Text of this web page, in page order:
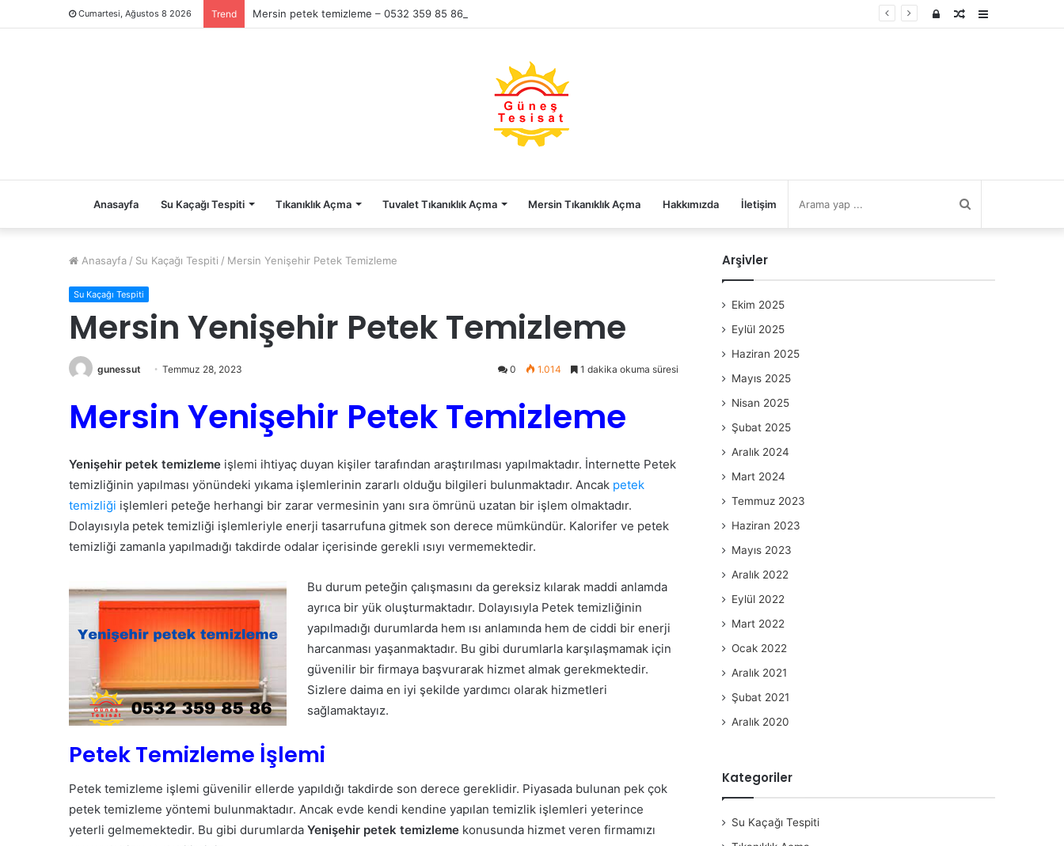
Cumartesi, Ağustos 8 2026 Trend Mersin petek temizleme – 0532 359 85 86 Rastgele
Kayıt
Anasayfa Su Kaçağı Tespiti Tıkanıklık Açma Tuvalet Tıkanıklık Açma Mersin Tıkanıklık Açma Hakkımızda İletişim
Anasayfa / Su Kaçağı Tespiti / Mersin Yenişehir Petek Temizleme
Su Kaçağı Tespiti
Mersin Yenişehir Petek Temizleme
gunessut Temmuz 28, 2023 0 1.014 1 dakika okuma süresi
Mersin Yenişehir Petek Temizleme
Yenişehir petek temizleme işlemi ihtiyaç duyan kişiler tarafından araştırılması yapılmaktadır. İnternette Petek
temizliğinin yapılması yönündeki yıkama işlemlerinin zararlı olduğu bilgileri bulunmaktadır. Ancak petek
temizliği işlemleri peteğe herhangi bir zarar vermesinin yanı sıra ömrünü uzatan bir işlem olmaktadır.
Dolayısıyla petek temizliği işlemleriyle enerji tasarrufuna gitmek son derece mümkündür. Kalorifer ve petek
temizliği zamanla yapılmadığı takdirde odalar içerisinde gerekli ısıyı vermemektedir.
Bu durum peteğin çalışmasını da gereksiz kılarak maddi anlamda
ayrıca bir yük oluşturmaktadır. Dolayısıyla Petek temizliğinin
yapılmadığı durumlarda hem ısı anlamında hem de ciddi bir enerji
harcanması yaşanmaktadır. Bu gibi durumlarla karşılaşmamak için
güvenilir bir firmaya başvurarak hizmet almak gerekmektedir.
Sizlere daima en iyi şekilde yardımcı olarak hizmetleri
sağlamaktayız.
Petek Temizleme İşlemi
Petek temizleme işlemi güvenilir ellerde yapıldığı takdirde son derece gereklidir. Piyasada bulunan pek çok
petek temizleme yöntemi bulunmaktadır. Ancak evde kendi kendine yapılan temizlik işlemleri yeterince
yeterli gelmemektedir. Bu gibi durumlarda Yenişehir petek temizleme konusunda hizmet veren firmamızı
Arşivler
Ekim 2025
Eylül 2025
Haziran 2025
Mayıs 2025
Nisan 2025
Şubat 2025
Aralık 2024
Mart 2024
Temmuz 2023
Haziran 2023
Mayıs 2023
Aralık 2022
Eylül 2022
Mart 2022
Ocak 2022
Aralık 2021
Şubat 2021
Aralık 2020
Kategoriler
Su Kaçağı Tespiti